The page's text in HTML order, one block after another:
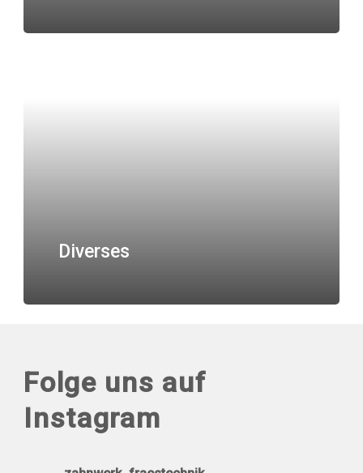
Diverses
Folge uns auf
Instagram